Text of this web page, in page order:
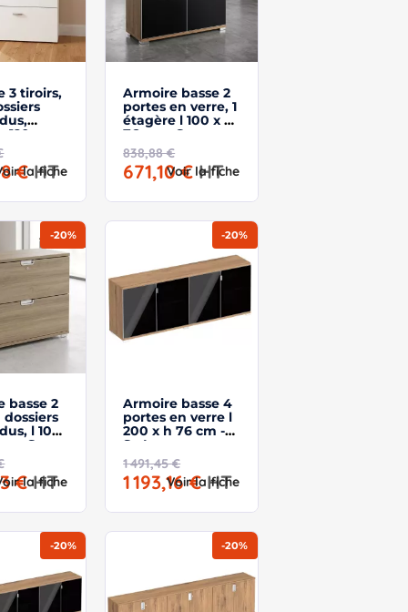
3 tiroirs,
cm -
€HT
la fiche
Armoire basse 2
portes en verre, 1
étagère l 100 x h
76 cm - So
Laroya
838,88 €
671,10 €HT
Voir la fiche
basse 2
l 100
- So
€HT
la fiche
-20%
Armoire basse 4
portes en verre l
200 x h 76 cm -
So Laroya
1 491,45 €
1 193,16 €HT
Voir la fiche
-20%
-20% -20%